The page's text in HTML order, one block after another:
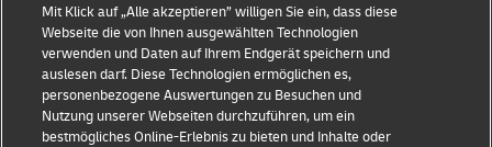
Betrugsbekämpfung
Rechtliche Hinweise
Mit Klick auf „Alle akzeptieren” willigen Sie ein, dass diese
Webseite die von Ihnen ausgewählten Technologien
verwenden und Daten auf Ihrem Endgerät speichern und
auslesen darf. Diese Technologien ermöglichen es,
personenbezogene Auswertungen zu Besuchen und
Nutzung unserer Webseiten durchzuführen, um ein
bestmögliches Online-Erlebnis zu bieten und Inhalte oder